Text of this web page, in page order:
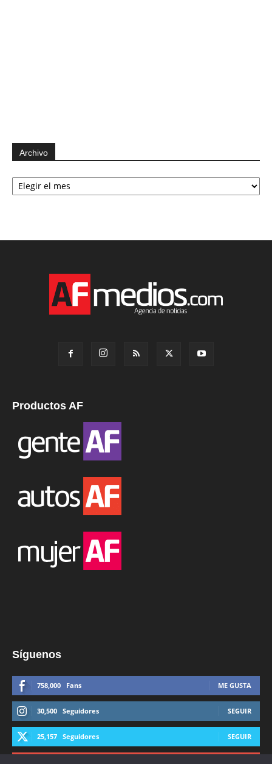
Archivo
Archivo
Productos AF
Síguenos
758,000 Fans ME GUSTA
30,500 Seguidores SEGUIR
25,157 Seguidores SEGUIR